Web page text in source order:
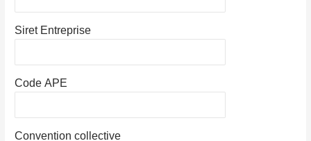
Siret Entreprise
Code APE
Convention collective